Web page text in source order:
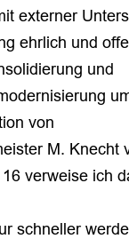
externer
ehrlich und
und
von
M. Knecht
verweise ich
schneller